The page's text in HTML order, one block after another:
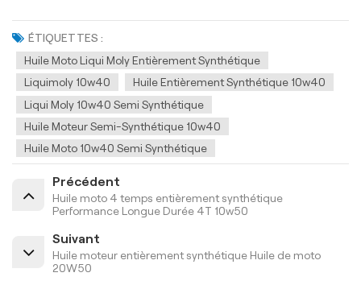
ÉTIQUETTES :
Huile Moto Liqui Moly Entièrement Synthétique
Liquimoly 10w40
Huile Entièrement Synthétique 10w40
Liqui Moly 10w40 Semi Synthétique
Huile Moteur Semi-Synthétique 10w40
Huile Moto 10w40 Semi Synthétique
Précédent
Huile moto 4 temps entièrement synthétique
Performance Longue Durée 4T 10w50
Suivant
Huile moteur entièrement synthétique Huile de moto
20W50